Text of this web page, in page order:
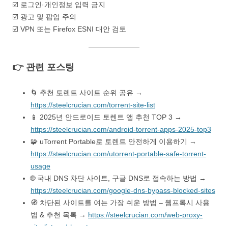
☑️ 로그인·개인정보 입력 금지
☑️ 광고 및 팝업 주의
☑️ VPN 또는 Firefox ESNI 대안 검토
👉 관련 포스팅
🌀 추천 토렌트 사이트 순위 공유 →
https://steelcrucian.com/torrent-site-list
📱 2025년 안드로이드 토렌트 앱 추천 TOP 3 →
https://steelcrucian.com/android-torrent-apps-2025-top3
🧩 uTorrent Portable로 토렌트 안전하게 이용하기 →
https://steelcrucian.com/utorrent-portable-safe-torrent-
usage
🌐 국내 DNS 차단 사이트, 구글 DNS로 접속하는 방법 →
https://steelcrucian.com/google-dns-bypass-blocked-sites
🧭 차단된 사이트를 여는 가장 쉬운 방법 – 웹프록시 사용
법 & 추천 목록 → https://steelcrucian.com/web-proxy-